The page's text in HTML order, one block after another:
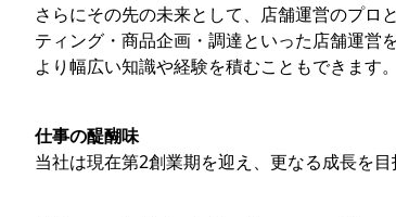
さらにその先の未来として、店舗運営のプロ
ティング・商品企画・調達といった店舗運営
より幅広い知識や経験を積むこともできます。
仕事の醍醐味
当社は現在第2創業期を迎え、更なる成長を目